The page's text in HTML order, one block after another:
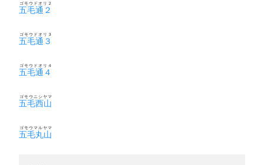
五毛通２
ゴモウドオリ２
五毛通３
ゴモウドオリ３
五毛通４
ゴモウドオリ４
五毛西山
ゴモウニシヤマ
五毛丸山
ゴモウマルヤマ